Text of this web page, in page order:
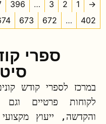
→
1
2
3
…
396
402
…
672
673
ספרי
במרכז לספרי קודש
לקוחות פרטיים
והקדשה, ייעוץ